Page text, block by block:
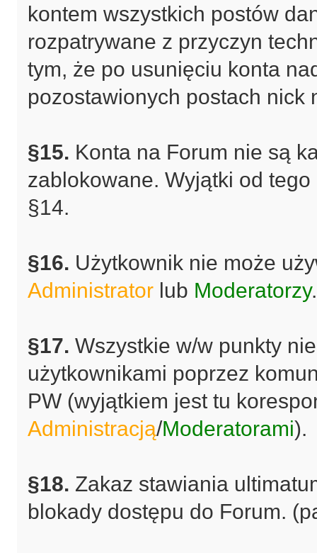
kontem wszystkich postów
rozpatrywane z przyczyn
tym, że po usunięciu konta
pozostawionych postach nick
§15. Konta na Forum nie są
zablokowane. Wyjątki od
§14.
§16. Użytkownik nie może
Administratorlub Moderatorzy.
§17. Wszystkie w/w punkty
użytkownikami poprzez
PW (wyjątkiem jest tu
Administracją/Moderatorami).
§18. Zakaz stawiania
blokady dostępu do Forum.